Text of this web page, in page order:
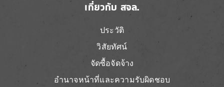
เกี่ยวกับ สจล.
ประวัติ
วิสัยทัศน์
จัดซื้อจัดจ้าง
อำนาจหน้าที่และความรับผิดชอบ